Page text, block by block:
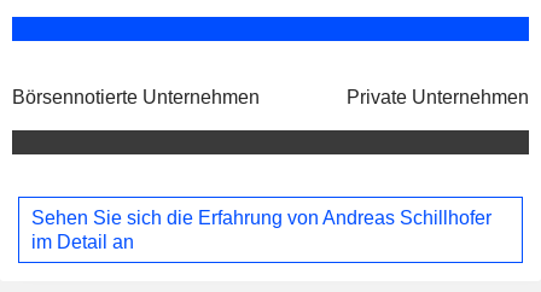
Börsennotierte Unternehmen Private Unternehmen
Sehen Sie sich die Erfahrung von Andreas Schillhofer
im Detail an